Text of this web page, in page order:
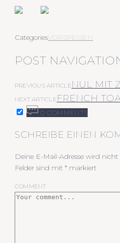
CategoriesVORSPEISEN
POST
PREVIOUS ARTICLE NUL MIT
NEXT ARTICLE FRENCH
0 COMMENTS
SCHREIBE EINEN
Deine E-Mail-Adresse wird nicht
Felder sind mit * markiert
COMMENT